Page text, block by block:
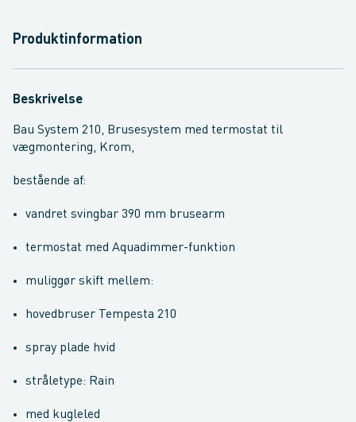
Produktinformation
Beskrivelse
Bau System 210, Brusesystem med termostat til
vægmontering, Krom,
bestående af:
vandret svingbar 390 mm brusearm
termostat med Aquadimmer-funktion
muliggør skift mellem:
hovedbruser Tempesta 210
spray plade hvid
stråletype: Rain
med kugleled